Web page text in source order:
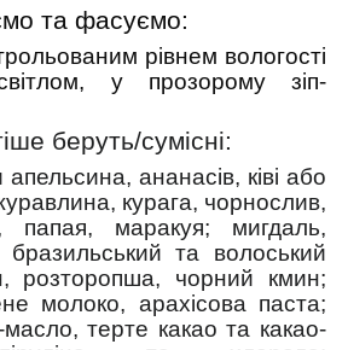
та фасуємо:
рівнем вологості
у прозорому зіп-
беруть/cумісні:
апельсина, ананасів, ківі або
курага, чорнослив,
папая, маракуя; мигдаль,
та волоський
розторопша, чорний кмин;
молоко, арахісова паста;
терте какао та какао-